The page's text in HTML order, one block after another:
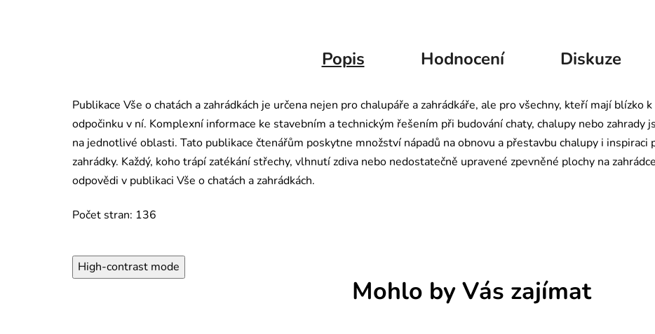
Popis Hodnocení Diskuze
Publikace Vše o chatách a zahrádkách je určena nejen pro chalupáře a zahrádkáře, ale pro všechny, kteří mají blízko
odpočinku v ní. Komplexní informace ke stavebním a technickým řešením při budování chaty, chalupy nebo zahrady
na jednotlivé oblasti. Tato publikace čtenářům poskytne množství nápadů na obnovu a přestavbu chalupy i inspiraci
zahrádky. Každý, koho trápí zatékání střechy, vlhnutí zdiva nebo nedostatečně upravené zpevněné plochy na
odpovědi v publikaci Vše o chatách a zahrádkách.
Počet stran: 136
High-contrast mode
Mohlo by Vás zajímat